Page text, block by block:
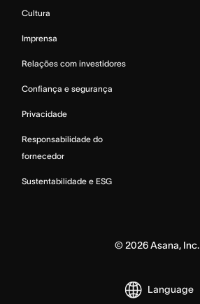
Cultura
Imprensa
Relações com investidores
Confiança e segurança
Privacidade
Responsabilidade do
fornecedor
Sustentabilidade e ESG
©2026Asana, Inc.
Language